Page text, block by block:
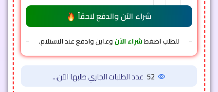
شراء الآن والدفع لاحقاً
للطلب اضغطشراء الآنوعاين وادفع عند الاستلام.
52 عدد الطلبات الجاري طلبها الآن...